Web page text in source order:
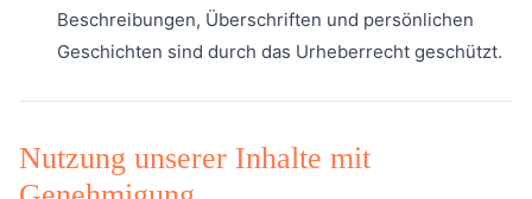
Beschreibungen, Überschriften und persönlichen
Geschichten sind durch das Urheberrecht geschützt.
Nutzung unserer Inhalte mit